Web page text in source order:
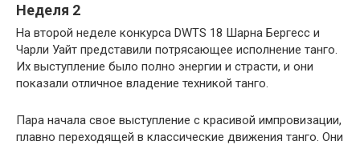
Неделя 2
На второй неделе конкурса DWTS 18 Шарна Бергесс и
Чарли Уайт представили потрясающее исполнение танго.
Их выступление было полно энергии и страсти, и они
показали отличное владение техникой танго.
Пара начала свое выступление с красивой импровизации,
плавно переходящей в классические движения танго. Они